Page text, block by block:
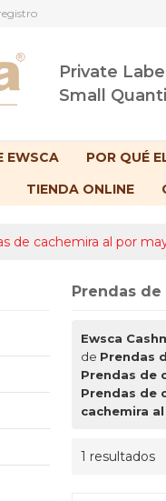
Private
Small
EWSCA POR QUÉ
TIENDA ONLINE
de cachemira al por
Prendas
Ewsca
de Prendas
Prendas de
Prendas de
cachemira
1 resultados